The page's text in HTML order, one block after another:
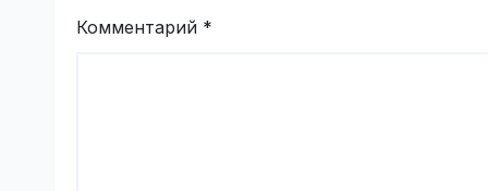
Комментарий *